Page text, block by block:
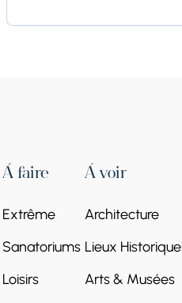
À faire
Extrême
Sanatoriums
Loisirs
À voir
Architecture
Lieux
Arts & Musées